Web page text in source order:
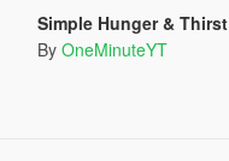
Simple Hunger & Thirst
By OneMinuteYT